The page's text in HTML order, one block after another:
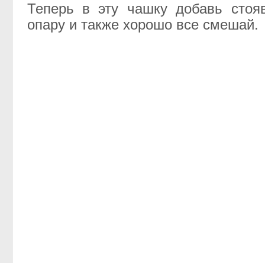
Теперь в эту чашку добавь
опару и также хорошо все смешай.